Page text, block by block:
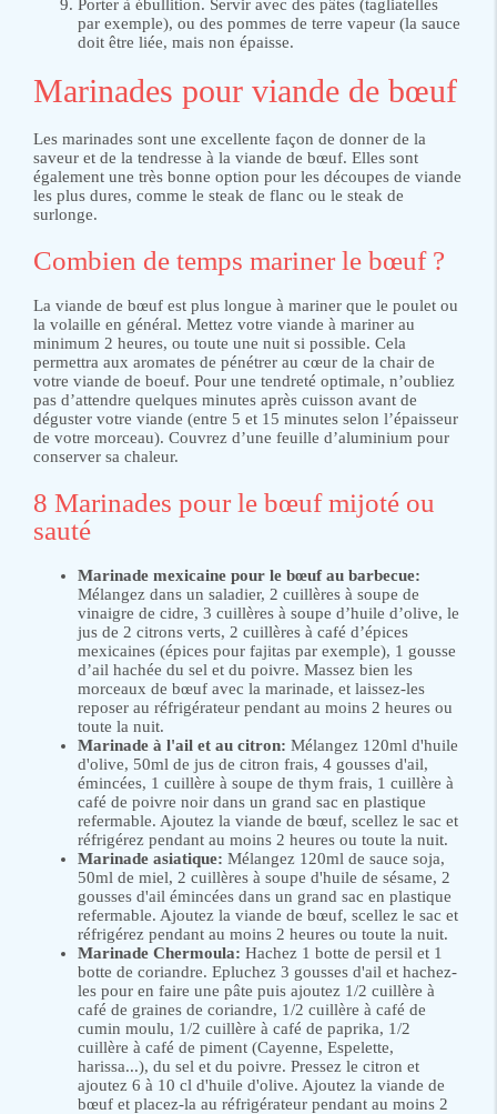
Porter à ébullition. Servir avec des pâtes (tagliatelles
par exemple), ou des pommes de terre vapeur (la sauce
doit être liée, mais non épaisse.
Marinades pour viande de bœuf
Les marinades sont une excellente façon de donner de la
saveur et de la tendresse à la viande de bœuf. Elles sont
également une très bonne option pour les découpes de viande
les plus dures, comme le steak de flanc ou le steak de
surlonge.
Combien de temps mariner le bœuf ?
La viande de bœuf est plus longue à mariner que le poulet ou
la volaille en général. Mettez votre viande à mariner au
minimum 2 heures, ou toute une nuit si possible. Cela
permettra aux aromates de pénétrer au cœur de la chair de
votre viande de boeuf. Pour une tendreté optimale, n’oubliez
pas d’attendre quelques minutes après cuisson avant de
déguster votre viande (entre 5 et 15 minutes selon l’épaisseur
de votre morceau). Couvrez d’une feuille d’aluminium pour
conserver sa chaleur.
8 Marinades pour le bœuf mijoté ou
sauté
Marinade mexicaine pour le bœuf au barbecue:
Mélangez dans un saladier, 2 cuillères à soupe de
vinaigre de cidre, 3 cuillères à soupe d’huile d’olive, le
jus de 2 citrons verts, 2 cuillères à café d’épices
mexicaines (épices pour fajitas par exemple), 1 gousse
d’ail hachée du sel et du poivre. Massez bien les
morceaux de bœuf avec la marinade, et laissez-les
reposer au réfrigérateur pendant au moins 2 heures ou
toute la nuit.
Marinade à l'ail et au citron: Mélangez 120ml d'huile
d'olive, 50ml de jus de citron frais, 4 gousses d'ail,
émincées, 1 cuillère à soupe de thym frais, 1 cuillère à
café de poivre noir dans un grand sac en plastique
refermable. Ajoutez la viande de bœuf, scellez le sac et
réfrigérez pendant au moins 2 heures ou toute la nuit.
Marinade asiatique: Mélangez 120ml de sauce soja,
50ml de miel, 2 cuillères à soupe d'huile de sésame, 2
gousses d'ail émincées dans un grand sac en plastique
refermable. Ajoutez la viande de bœuf, scellez le sac et
réfrigérez pendant au moins 2 heures ou toute la nuit.
Marinade Chermoula: Hachez 1 botte de persil et 1
botte de coriandre. Epluchez 3 gousses d'ail et hachez-
les pour en faire une pâte puis ajoutez 1/2 cuillère à
café de graines de coriandre, 1/2 cuillère à café de
cumin moulu, 1/2 cuillère à café de paprika, 1/2
cuillère à café de piment (Cayenne, Espelette,
harissa...), du sel et du poivre. Pressez le citron et
ajoutez 6 à 10 cl d'huile d'olive. Ajoutez la viande de
bœuf et placez-la au réfrigérateur pendant au moins 2